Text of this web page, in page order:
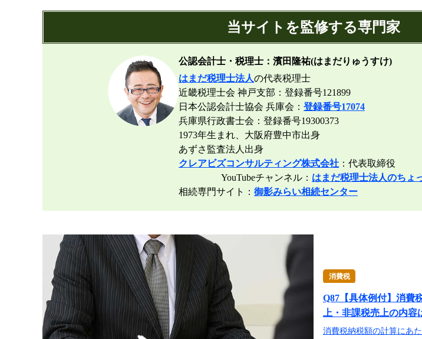
当サイトを監修する専門家
公認会計士・税理士：濱田隆祐(はまだりゅうすけ)
はまだ税理士法人の代表税理士
近畿税理士会 神戸支部：登録番号121899
日本公認会計士協会 兵庫会： 登録番号17074
兵庫県行政書士会：登録番号19300373
1973年生まれ、大阪府豊中市出身
あずさ監査法人出身
クレアビズコンサルティング株式会社 ：代表取締役
YouTubeチャンネル： はまだ税理士法人のちょ
相続専門サイト： 御影みらい相続センター
消費税
Q87【具体例付】消
上・非課税売上の内
消費税納税額の計算にあ